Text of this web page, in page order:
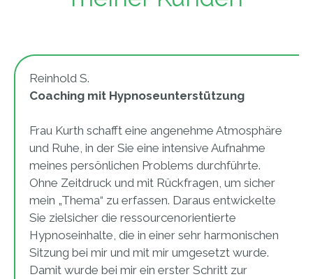
Reinhold S.
Coaching mit Hypnoseunterstützung
Frau Kurth schafft eine angenehme Atmosphäre
und Ruhe, in der Sie eine intensive Aufnahme
meines persönlichen Problems durchführte.
Ohne Zeitdruck und mit Rückfragen, um sicher
mein „Thema“ zu erfassen. Daraus entwickelte
Sie zielsicher die ressourcenorientierte
Hypnoseinhalte, die in einer sehr harmonischen
Sitzung bei mir und mit mir umgesetzt wurde.
Damit wurde bei mir ein erster Schritt zur